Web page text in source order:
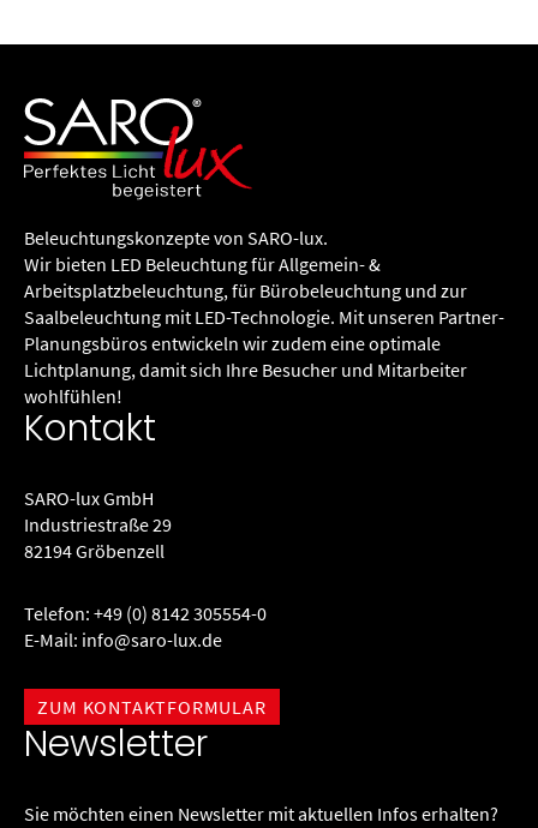
Beleuchtungs­konzepte von SARO-lux.
Wir bieten LED Beleuchtung für Allgemein- &
Arbeitsplatzbeleuchtung, für Büro­beleuchtung und zur
Saalbeleuchtung mit LED-Technologie. Mit unseren Partner-
Planungsbüros entwickeln wir zudem eine optimale
Lichtplanung, damit sich Ihre Besucher und Mitarbeiter
wohlfühlen!
Kontakt
SARO-lux GmbH
Industriestraße 29
82194 Gröbenzell
Telefon: +49 (0) 8142 305554-0
E-Mail: info@saro-lux.de
ZUM KONTAKTFORMULAR
Newsletter
Sie möchten einen Newsletter mit aktuellen Infos erhalten?